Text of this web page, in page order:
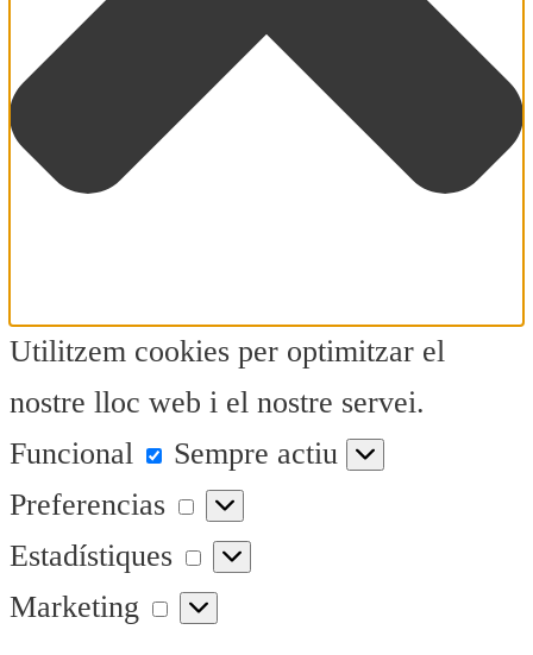
Utilitzem cookies per optimitzar el
nostre lloc web i el nostre servei.
Funcional
Funcional
Sempre actiu
Preferencias
Preferencias
Estadístiques
Estadístiques
Marketing
Marketing